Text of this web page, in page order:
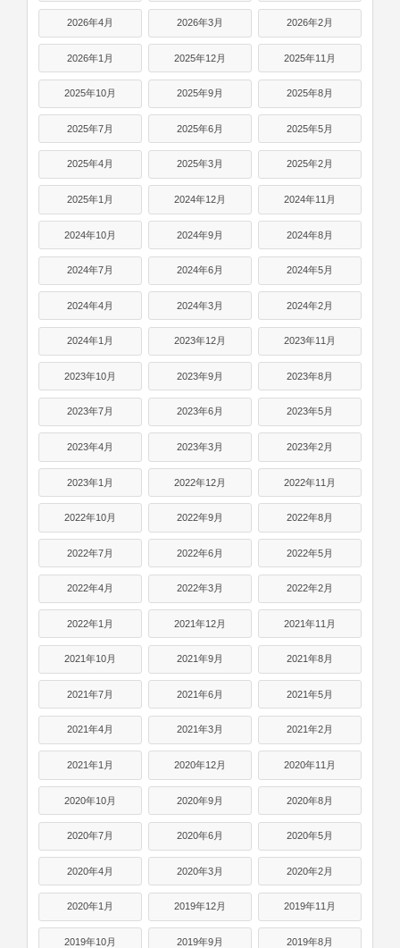
2026年4月 2026年3月 2026年2月
2026年1月 2025年12月 2025年11月
2025年10月 2025年9月 2025年8月
2025年7月 2025年6月 2025年5月
2025年4月 2025年3月 2025年2月
2025年1月 2024年12月 2024年11月
2024年10月 2024年9月 2024年8月
2024年7月 2024年6月 2024年5月
2024年4月 2024年3月 2024年2月
2024年1月 2023年12月 2023年11月
2023年10月 2023年9月 2023年8月
2023年7月 2023年6月 2023年5月
2023年4月 2023年3月 2023年2月
2023年1月 2022年12月 2022年11月
2022年10月 2022年9月 2022年8月
2022年7月 2022年6月 2022年5月
2022年4月 2022年3月 2022年2月
2022年1月 2021年12月 2021年11月
2021年10月 2021年9月 2021年8月
2021年7月 2021年6月 2021年5月
2021年4月 2021年3月 2021年2月
2021年1月 2020年12月 2020年11月
2020年10月 2020年9月 2020年8月
2020年7月 2020年6月 2020年5月
2020年4月 2020年3月 2020年2月
2020年1月 2019年12月 2019年11月
2019年10月 2019年9月 2019年8月